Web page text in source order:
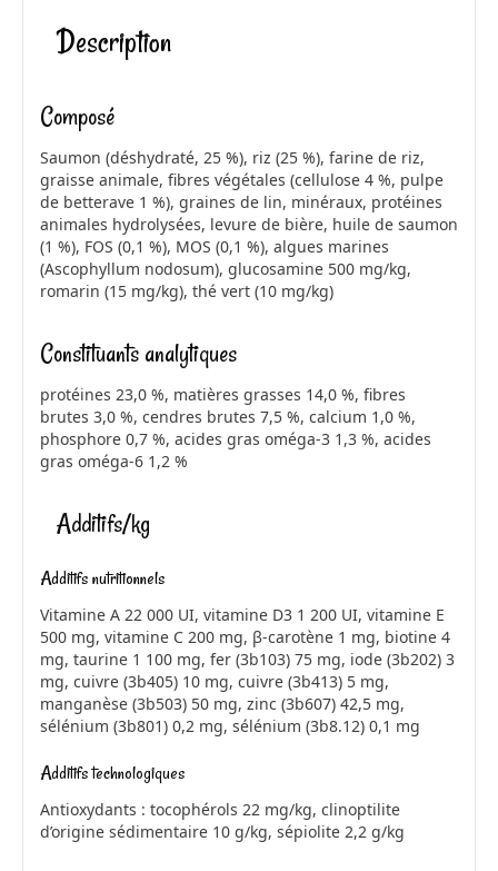
k
Description
Composé
Saumon (déshydraté, 25 %), riz (25 %), farine de riz,
graisse animale, fibres végétales (cellulose 4 %, pulpe
de betterave 1 %), graines de lin, minéraux, protéines
animales hydrolysées, levure de bière, huile de saumon
(1 %), FOS (0,1 %), MOS (0,1 %), algues marines
(Ascophyllum nodosum), glucosamine 500 mg/kg,
romarin (15 mg/kg), thé vert (10 mg/kg)
Constituants analytiques
protéines 23,0 %, matières grasses 14,0 %, fibres
brutes 3,0 %, cendres brutes 7,5 %, calcium 1,0 %,
phosphore 0,7 %, acides gras oméga-3 1,3 %, acides
gras oméga-6 1,2 %
Additifs/kg
Additifs nutritionnels
Vitamine A 22 000 UI, vitamine D3 1 200 UI, vitamine E
500 mg, vitamine C 200 mg, β-carotène 1 mg, biotine 4
mg, taurine 1 100 mg, fer (3b103) 75 mg, iode (3b202) 3
mg, cuivre (3b405) 10 mg, cuivre (3b413) 5 mg,
manganèse (3b503) 50 mg, zinc (3b607) 42,5 mg,
sélénium (3b801) 0,2 mg, sélénium (3b8.12) 0,1 mg
Additifs technologiques
Antioxydants : tocophérols 22 mg/kg, clinoptilite
d’origine sédimentaire 10 g/kg, sépiolite 2,2 g/kg